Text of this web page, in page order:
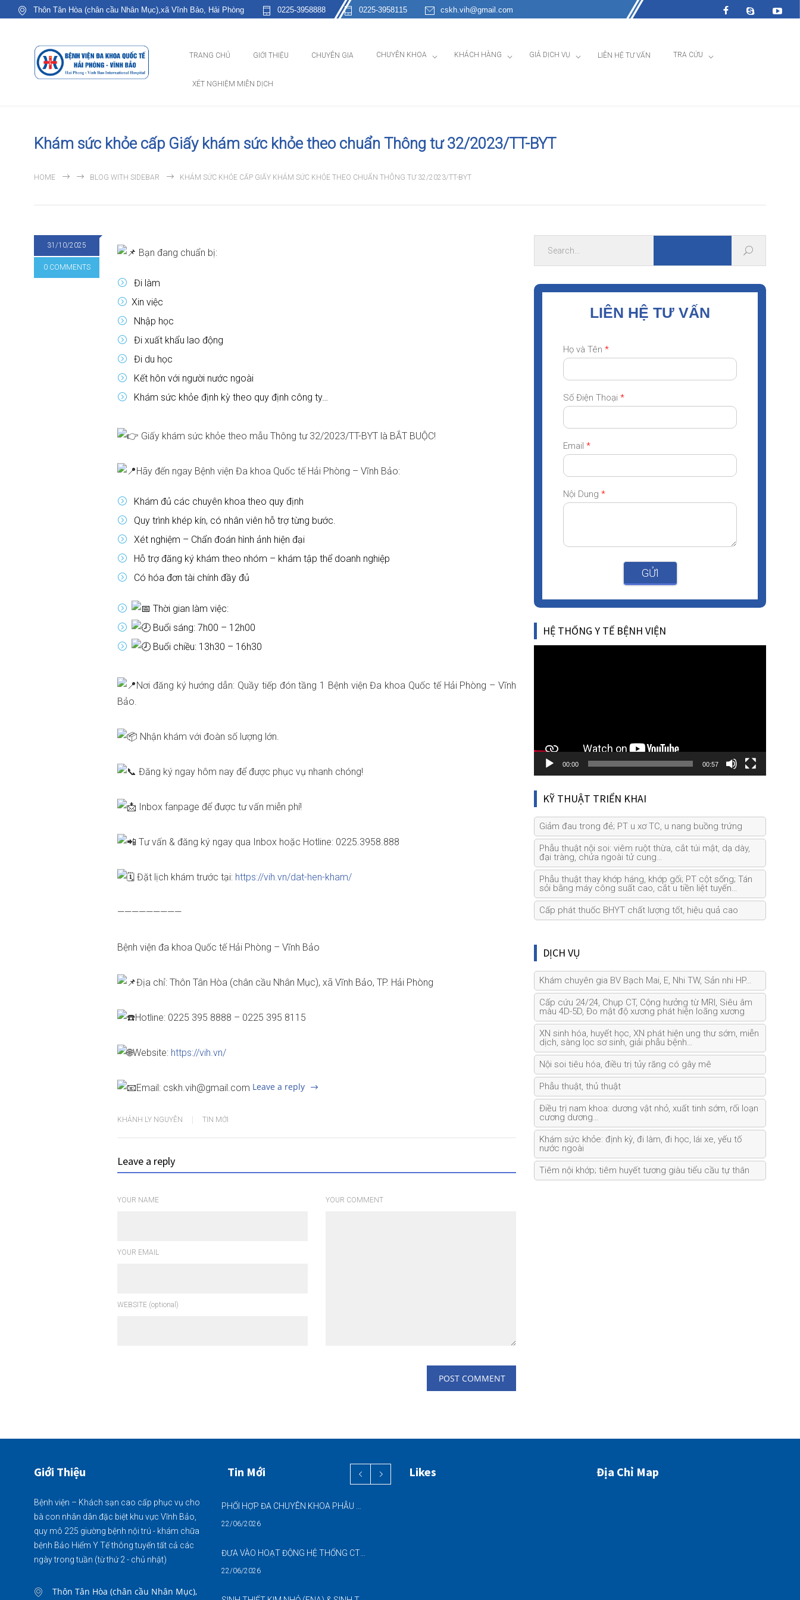
Thôn Tân Hòa (chân cầu Nhân Mục),xã Vĩnh Bảo, Hải Phòng 0225-3958888 0225-3958115 cskh.vih@gmail.com
TRANG CHỦ GIỚI THIỆU CHUYÊN GIA CHUYÊN KHOA KHÁCH HÀNG GIÁ DỊCH VỤ LIÊN HỆ TƯ VẤN TRA CỨU
XÉT NGHIỆM MIỄN DỊCH
Khám sức khỏe cấp Giấy khám sức khỏe theo chuẩn Thông tư 32/2023/TT-BYT
HOME BLOG WITH SIDEBAR KHÁM SỨC KHỎE CẤP GIẤY KHÁM SỨC KHỎE THEO CHUẨN THÔNG TƯ 32/2023/TT-BYT
31/10/2025
0 COMMENTS
Bạn đang chuẩn bị:
Đi làm
Xin việc
Nhập học
Đi xuất khẩu lao động
Đi du học
Kết hôn với người nước ngoài
Khám sức khỏe định kỳ theo quy định công ty…
Giấy khám sức khỏe theo mẫu Thông tư 32/2023/TT-BYT là BẮT BUỘC!
Hãy đến ngay Bệnh viện Đa khoa Quốc tế Hải Phòng – Vĩnh Bảo:
Khám đủ các chuyên khoa theo quy định
Quy trình khép kín, có nhân viên hỗ trợ từng bước.
Xét nghiệm – Chẩn đoán hình ảnh hiện đại
Hỗ trợ đăng ký khám theo nhóm – khám tập thể doanh nghiệp
Có hóa đơn tài chính đầy đủ
Thời gian làm việc:
Buổi sáng: 7h00 – 12h00
Buổi chiều: 13h30 – 16h30
Nơi đăng ký hướng dẫn: Quầy tiếp đón tầng 1 Bệnh viện Đa khoa Quốc tế Hải Phòng – Vĩnh
Bảo.
Nhận khám với đoàn số lượng lớn.
Đăng ký ngay hôm nay để được phục vụ nhanh chóng!
Inbox fanpage để được tư vấn miễn phí!
Tư vấn & đăng ký ngay qua Inbox hoặc Hotline: 0225.3958.888
Đặt lịch khám trước tại: https://vih.vn/dat-hen-kham/
—————————
Bệnh viện đa khoa Quốc tế Hải Phòng – Vĩnh Bảo
Địa chỉ: Thôn Tân Hòa (chân cầu Nhân Mục), xã Vĩnh Bảo, TP. Hải Phòng
Hotline: 0225 395 8888 – 0225 395 8115
Website: https://vih.vn/
Email: cskh.vih@gmail.com Leave a reply
KHÁNH LY NGUYỄN TIN MỚI
Leave a reply
YOUR NAME
YOUR EMAIL
WEBSITE (optional)
YOUR COMMENT
LIÊN HỆ TƯ VẤN
Họ và Tên *
Số Điện Thoại *
Email *
Nội Dung *
GỬI
HỆ THỐNG Y TẾ BỆNH VIỆN
Video
00:00 00:57
KỸ THUẬT TRIỂN KHAI
Giảm đau trong đẻ; PT u xơ TC, u nang buồng trứng
Phẫu thuật nội soi: viêm ruột thừa, cắt túi mật, dạ dày,
đại tràng, chửa ngoài tử cung…
Phẫu thuật thay khớp háng, khớp gối; PT cột sống; Tán
sỏi bằng máy công suất cao, cắt u tiền liệt tuyến…
Cấp phát thuốc BHYT chất lượng tốt, hiệu quả cao
DỊCH VỤ
Khám chuyên gia BV Bạch Mai, E, Nhi TW, Sản nhi HP…
Cấp cứu 24/24, Chụp CT, Cộng hưởng từ MRI, Siêu âm
màu 4D-5D, Đo mật độ xương phát hiện loãng xương
XN sinh hóa, huyết học, XN phát hiện ung thư sớm, miễn
dịch, sàng lọc sơ sinh, giải phẫu bệnh…
Nội soi tiêu hóa, điều trị tủy răng có gây mê
Phẫu thuật, thủ thuật
Điều trị nam khoa: dương vật nhỏ, xuất tinh sớm, rối loạn
cương dương…
Khám sức khỏe: định kỳ, đi làm, đi học, lái xe, yếu tố
nước ngoài
Tiêm nội khớp; tiêm huyết tương giàu tiểu cầu tự thân
Giới Thiệu
Bệnh viện – Khách sạn cao cấp phục vụ cho
bà con nhân dân đặc biệt khu vực Vĩnh Bảo,
quy mô 225 giường bệnh nội trú - khám chữa
bệnh Bảo Hiểm Y Tế thông tuyến tất cả các
ngày trong tuần (từ thứ 2 - chủ nhật)
Thôn Tân Hòa (chân cầu Nhân Mục),
Tin Mới
PHỐI HỢP ĐA CHUYÊN KHOA PHẪU THUẬT NỘI SOI “2 TRONG 1” THÀNH CÔNG CHO BỆNH NHÂN 69 TUỔI MẮC ĐỒNG THỜI HAI BỆNH LÝ NẶNG
22/06/2026
ĐƯA VÀO HOẠT ĐỘNG HỆ THỐNG CT CONE BEAM (CBCT) 3D THẾ HỆ MỚI – NÂNG CAO CHẤT LƯỢNG CHẨN ĐOÁN RĂNG HÀM MẶT
22/06/2026
Likes Địa Chỉ Map